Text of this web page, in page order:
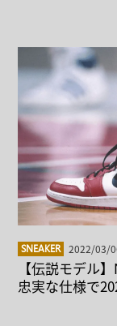
SNEAKER 2022/03/
【伝説モデル
忠実な仕様で